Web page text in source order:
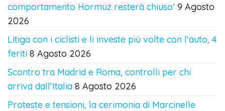
comportamento Hormuz resterà chiuso' 9 Agosto
2026
Litiga con i ciclisti e li investe più volte con l'auto, 4
feriti 8 Agosto 2026
Scontro tra Madrid e Roma, controlli per chi
arriva dall'Italia 8 Agosto 2026
Proteste e tensioni, la cerimonia di Marcinelle